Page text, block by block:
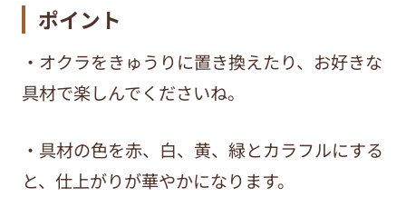
ポイント
・オクラをきゅうりに置き換えたり、お好きな
具材で楽しんでくださいね。
・具材の色を赤、白、黄、緑とカラフルにする
と、仕上がりが華やかになります。